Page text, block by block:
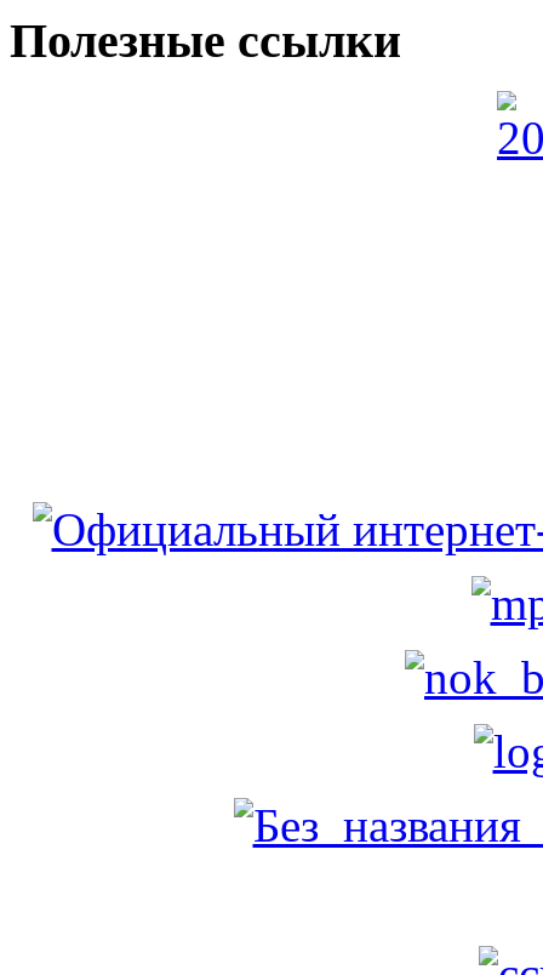
Полезные ссылки